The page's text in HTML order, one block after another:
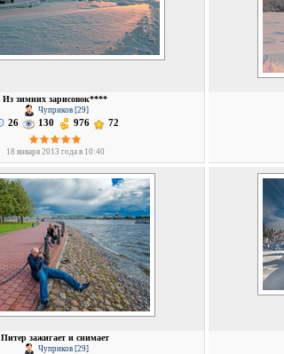
Из зимних зарисовок****
Чуприков [29]
26 130 976 72
18 января 2013 года в 10:40
Питер зажигает и снимает
Чуприков [29]